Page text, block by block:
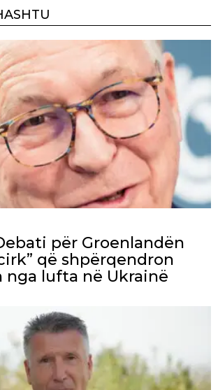
për Groenlandën
që shpërqendron
nga lufta në Ukrainë